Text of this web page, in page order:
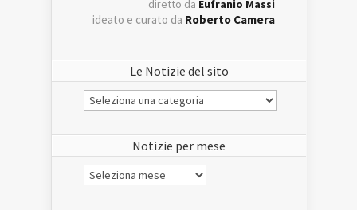
diretto da Eufranio Massi
ideato e curato da Roberto Camera
Le Notizie del sito
Le
Notizie
Notizie per mese
Notizie
per